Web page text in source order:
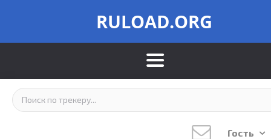
RULOAD.ORG
Гость